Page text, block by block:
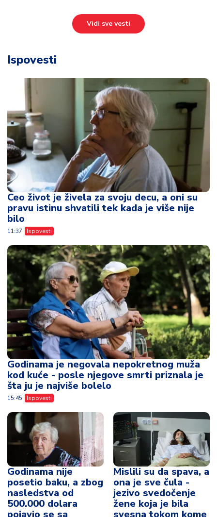
Vidi sve vesti
Ispovesti
Ceo život je živela za svoju decu, a oni su
pravu istinu shvatili tek kada je više nije
bilo
11:37 Ispovesti
Godinama je negovala nepokretnog muža
kod kuće - posle njegove smrti priznala je
šta ju je najviše bolelo
15:45 Ispovesti
Godinama nije
posetio baku, a zbog
nasledstva od
500.000 dolara
pojavio se sa
Mislili su da spava, a
ona je sve čula -
jezivo svedočenje
žene koja je bila
svesna tokom kome